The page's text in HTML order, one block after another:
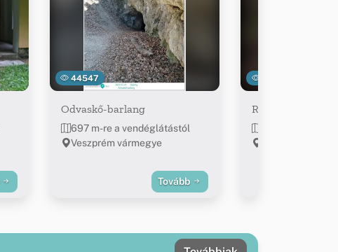
44547
Odvaskő-barlang
697 m-re a vendéglátástól
Veszprém vármegye
Tovább
Rablólovag-vár